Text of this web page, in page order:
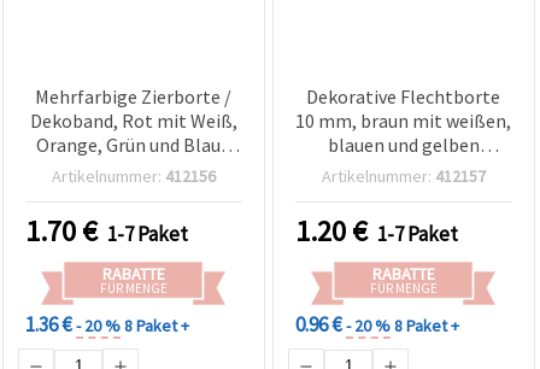
Mehrfarbige Zierborte /
Dekoband, Rot mit Weiß,
Orange, Grün und Blau /
Breite: 14 mm - 5 m
Artikelnummer: 412156
1.70€ 1-7 Paket
RABATTE
FÜR MENGE
1.36 €- 20 %8 Paket +
Dekorative Flechtborte
10 mm, braun mit weißen,
blauen und gelben
Akzenten - 5 m
Artikelnummer: 412157
1.20€ 1-7 Paket
RABATTE
FÜR MENGE
0.96 €- 20 %8 Paket +